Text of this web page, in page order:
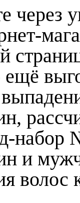
ещё
набор
и